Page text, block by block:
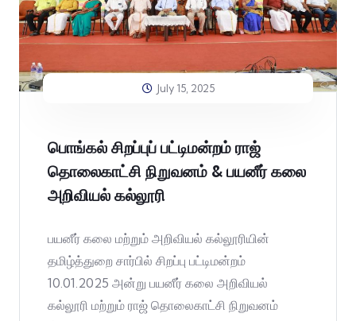
July 15, 2025
பொங்கல் சிறப்புப் பட்டிமன்றம் ராஜ்
தொலைகாட்சி நிறுவனம் & பயனீர் கலை
அறிவியல் கல்லூரி
பயனீர் கலை மற்றும் அறிவியல் கல்லூரியின்
தமிழ்த்துறை சார்பில் சிறப்பு பட்டிமன்றம்
10.01.2025 அன்று பயனீர் கலை அறிவியல்
கல்லூரி மற்றும் ராஜ் தொலைகாட்சி நிறுவனம்